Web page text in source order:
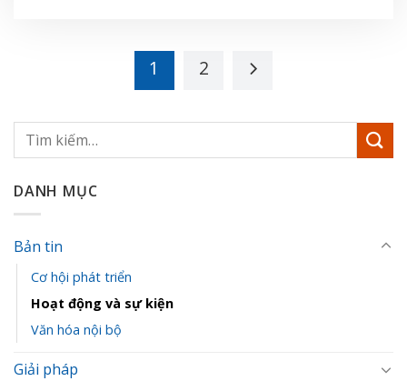
1 2
DANH MỤC
Bản tin
Cơ hội phát triển
Hoạt động và sự kiện
Văn hóa nội bộ
Giải pháp